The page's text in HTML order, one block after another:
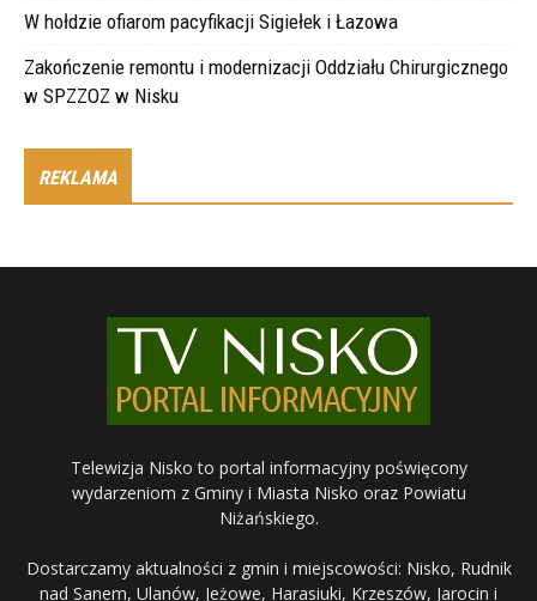
W hołdzie ofiarom pacyfikacji Sigiełek i Łazowa
Zakończenie remontu i modernizacji Oddziału Chirurgicznego
w SPZZOZ w Nisku
REKLAMA
Telewizja Nisko to portal informacyjny poświęcony
wydarzeniom z Gminy i Miasta Nisko oraz Powiatu
Niżańskiego.
Dostarczamy aktualności z gmin i miejscowości: Nisko, Rudnik
nad Sanem, Ulanów, Jeżowe, Harasiuki, Krzeszów, Jarocin i